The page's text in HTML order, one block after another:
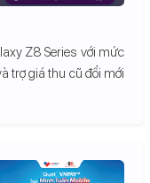
Z8 Series với mức
trợ giá thu cũ đổi mới